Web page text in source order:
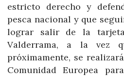
estricto derecho y
pesca nacional y que
lograr salir de la tarjeta
Valderrama, a la vez
próximamente, se
Comunidad Europea